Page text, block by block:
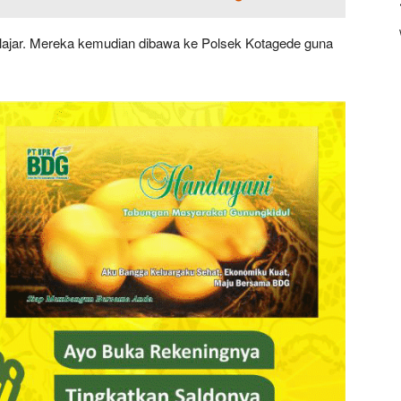
Mereka kemudian dibawa ke Polsek Kotagede guna